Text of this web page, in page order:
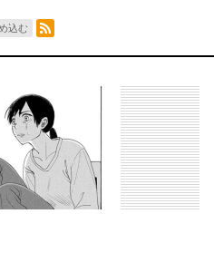
込む
RSSフィード